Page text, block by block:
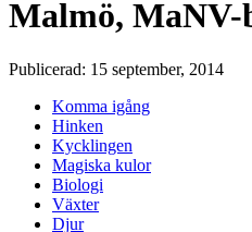
Malmö, MaNV-
Publicerad: 15 september, 2014
Komma igång
Hinken
Kycklingen
Magiska kulor
Biologi
Växter
Djur